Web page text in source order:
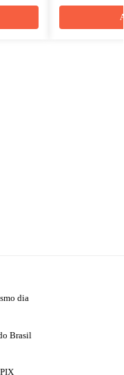
dia
Brasil